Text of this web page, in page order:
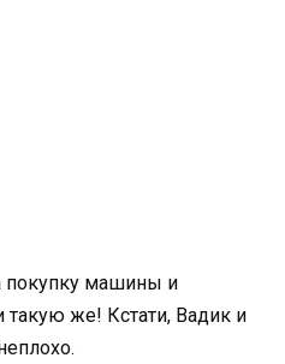
покупку машины и
же! Кстати, Вадик и